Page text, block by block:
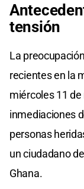
tensión
La
recientes en la
miércoles 11
inmediaciones
personas
un ciudadano
Ghana.